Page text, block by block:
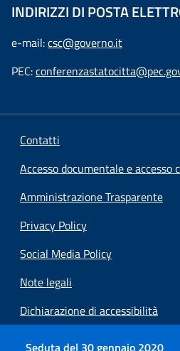
Seduta del 30 gennaio 2020
INDIRIZZI DI POSTA
e-mail:csc@governo.it
PEC:
Contatti
Accesso documentale e accesso
Amministrazione Trasparente
Privacy Policy
Social Media Policy
Note legali
Dichiarazione di accessibilità
Preferenze cookie